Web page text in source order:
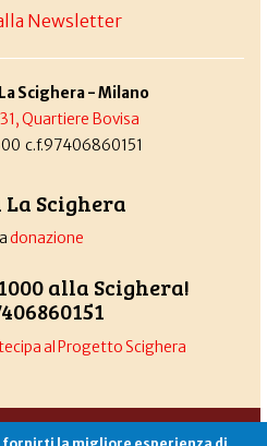
Newsletter
Scighera - Milano
Quartiere Bovisa
c.f.97406860151
Scighera
donazione
alla Scighera!
al Progetto Scighera